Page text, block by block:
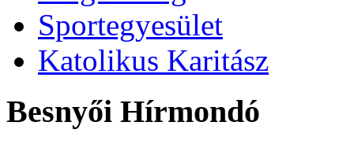
Sportegyesület
Katolikus Karitász
Besnyői Hírmondó